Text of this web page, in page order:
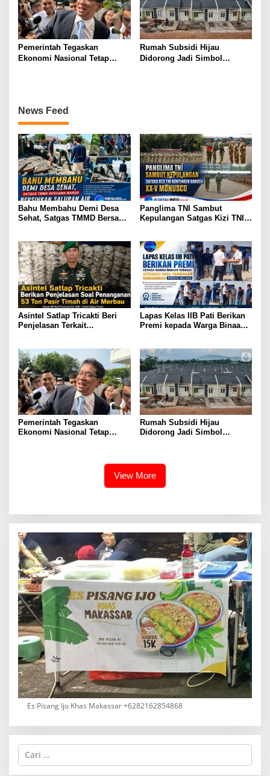
Pemerintah Tegaskan
Ekonomi Nasional Tetap
Rumah Subsidi Hijau
Didorong Jadi Simbol
News Feed
Bahu Membahu Demi Desa
Sehat, Satgas TMMD Bersama
Panglima TNI Sambut
Kepulangan Satgas Kizi TNI
Asintel Satlap Tricakti Beri
Penjelasan Terkait
Lapas Kelas IIB Pati Berikan
Premi kepada Warga Binaan
Periode Juli 2026
Pemerintah Tegaskan
Ekonomi Nasional Tetap
Rumah Subsidi Hijau
Didorong Jadi Simbol
View More
Es Pisang Ijo Khas Makassar +6282162854868
C